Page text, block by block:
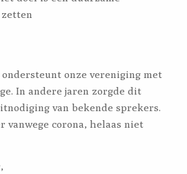
onze vereniging met
In andere jaren zorgde dit
van bekende sprekers.
vanwege corona, helaas niet